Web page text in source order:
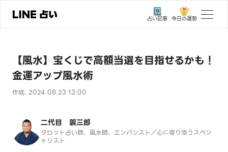
占い記事 今日の運勢
ユーザーの声
相談事例
おすすめの占い師
よくある質問
【風水】宝くじで高額当選を目指せるかも！
金運アップ風水術
作成: 2024.08.23 13:00
二代目 袈三郎
タロット占い師、風水師、エンパシスト／心に寄り添うスペシ
ャリスト